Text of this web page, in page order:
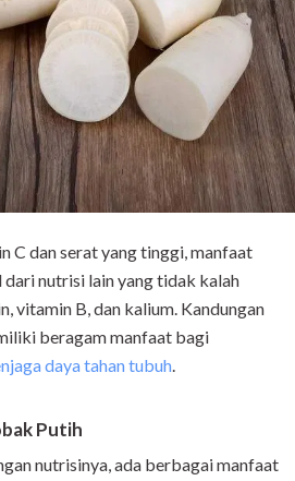
C dan serat yang tinggi, manfaat
nutrisi lain yang tidak kalah
vitamin B, dan kalium. Kandungan
beragam manfaat bagi
daya tahan tubuh.
Putih
nutrisinya, ada berbagai manfaat